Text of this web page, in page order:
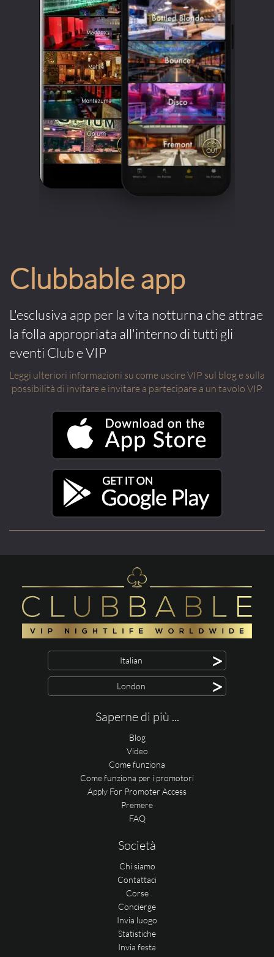
Clubbable app
L'esclusiva app per la vita notturna che attrae
la folla appropriata all'interno di tutti gli
eventi Club e VIP
Leggi ulteriori informazioni su come uscire VIP sul blog e sulla
possibilità di invitare e invitare a partecipare a un tavolo VIP.
Italian >
London >
Saperne di più ...
Blog
Video
Come funziona
Come funziona per i promotori
Apply For Promoter Access
Premere
FAQ
Società
Chi siamo
Contattaci
Corse
Concierge
Invia luogo
Statistiche
Invia festa